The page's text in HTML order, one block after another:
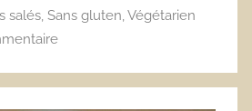
salés, Sans gluten,Végétarien